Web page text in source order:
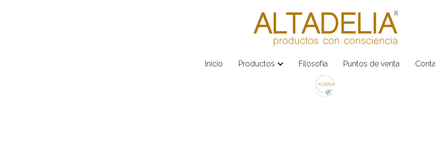
Inicio Productos Filosofía Puntos de venta
Inicio Productos Filosofía Puntos de venta